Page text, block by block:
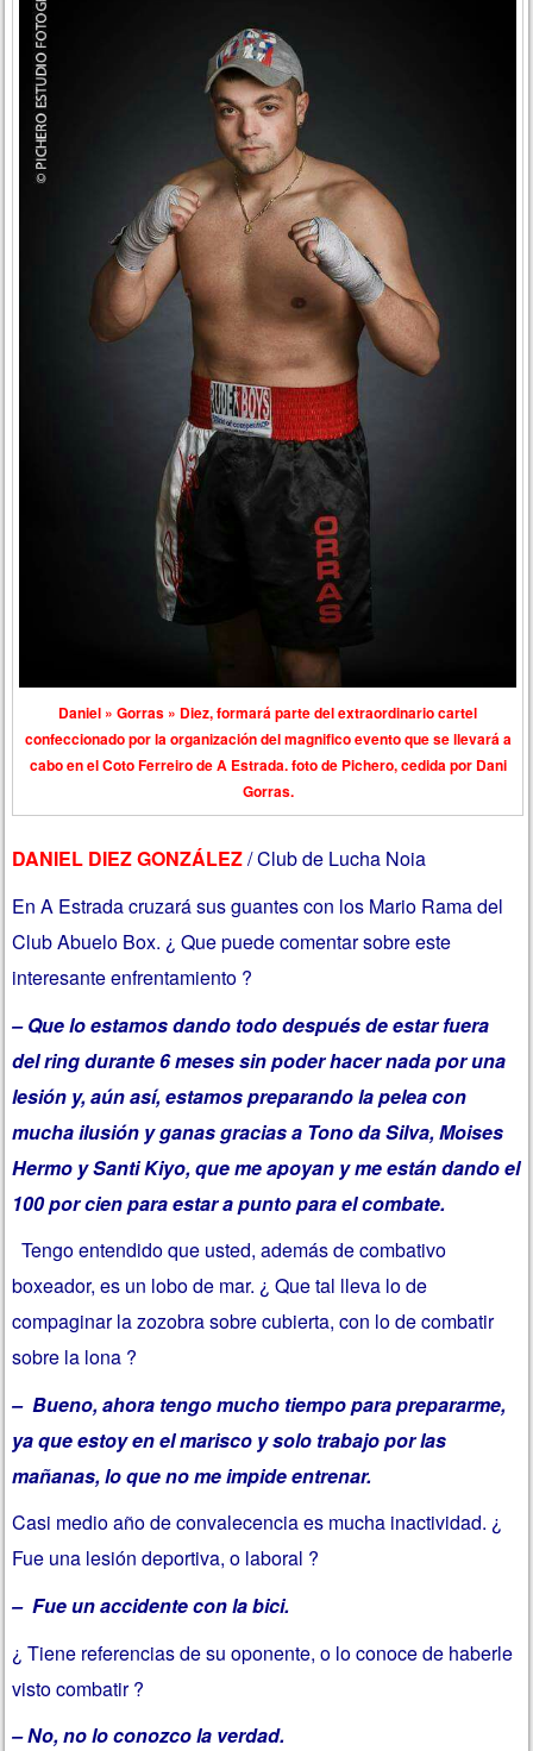
Daniel » Gorras » Diez, formará parte del extraordinario cartel
confeccionado por la organización del magnifico evento que se llevará a
cabo en el Coto Ferreiro de A Estrada. foto de Pichero, cedida por Dani
Gorras.
DANIEL DIEZ GONZÁLEZ/ Club de Lucha Noia
En A Estrada cruzará sus guantes con los Mario Rama del
Club Abuelo Box. ¿ Que puede comentar sobre este
interesante enfrentamiento ?
– Que lo estamos dando todo después de estar fuera
del ring durante 6 meses sin poder hacer nada por una
lesión y, aún así, estamos preparando la pelea con
mucha ilusión y ganas gracias a Tono da Silva, Moises
Hermo y Santi Kiyo, que me apoyan y me están dando el
100 por cien para estar a punto para el combate.
Tengo entendido que usted, además de combativo
boxeador, es un lobo de mar. ¿ Que tal lleva lo de
compaginar la zozobra sobre cubierta, con lo de combatir
sobre la lona ?
– Bueno, ahora tengo mucho tiempo para prepararme,
ya que estoy en el marisco y solo trabajo por las
mañanas, lo que no me impide entrenar.
Casi medio año de convalecencia es mucha inactividad. ¿
Fue una lesión deportiva, o laboral ?
– Fue un accidente con la bici.
¿ Tiene referencias de su oponente, o lo conoce de haberle
visto combatir ?
– No, no lo conozco la verdad.